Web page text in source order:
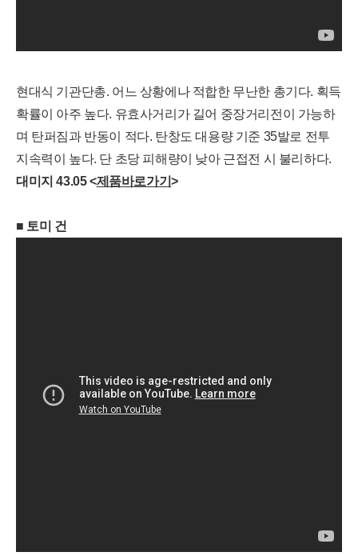
현대식 기관단총. 어느 상황에나 적합한 무난한 총기다. 획득
확률이 아주 높다. 유효사거리가 길어 중장거리전이 가능하
며 탄퍼짐과 반동이 적다. 탄창도 대용량 기준 35발로 전투
지속력이 높다. 단 초당 피해량이 낮아 근접전 시 불리하다.
대미지 43.05 <제품바로가기>
■ 토미 건